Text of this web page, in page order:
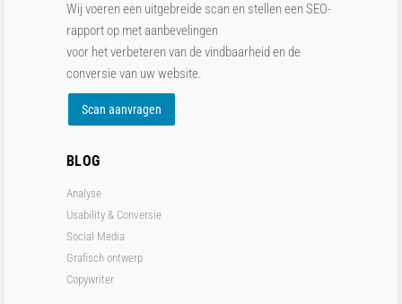
Wij voeren een uitgebreide scan en stellen een SEO-
rapport op met aanbevelingen
voor het verbeteren van de vindbaarheid en de
conversie van uw website.
Scan aanvragen
BLOG
Analyse
Usability & Conversie
Social Media
Grafisch ontwerp
Copywriter